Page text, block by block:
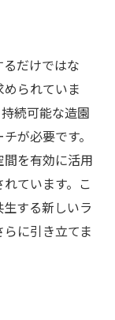
空間
効果
割
ン事例
だけではな
られていま
続可能な造園
が必要です。
を有効に活用
ています。こ
する新しいラ
に引き立てま